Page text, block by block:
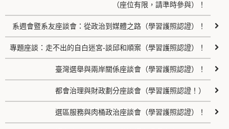
（座位有限，請準時參與）！
系週會暨系友座談會：從政治到媒體之路（學習護照認證）！
專題座談：走不出的自白迷宮-談邱和順案（學習護照認證）！
臺灣選舉與兩岸關係座談會（學習護照認證）！
都會治理與財政劃分座談會（學習護照認證！）
選區服務與肉桶政治座談會（學習護照認證）！